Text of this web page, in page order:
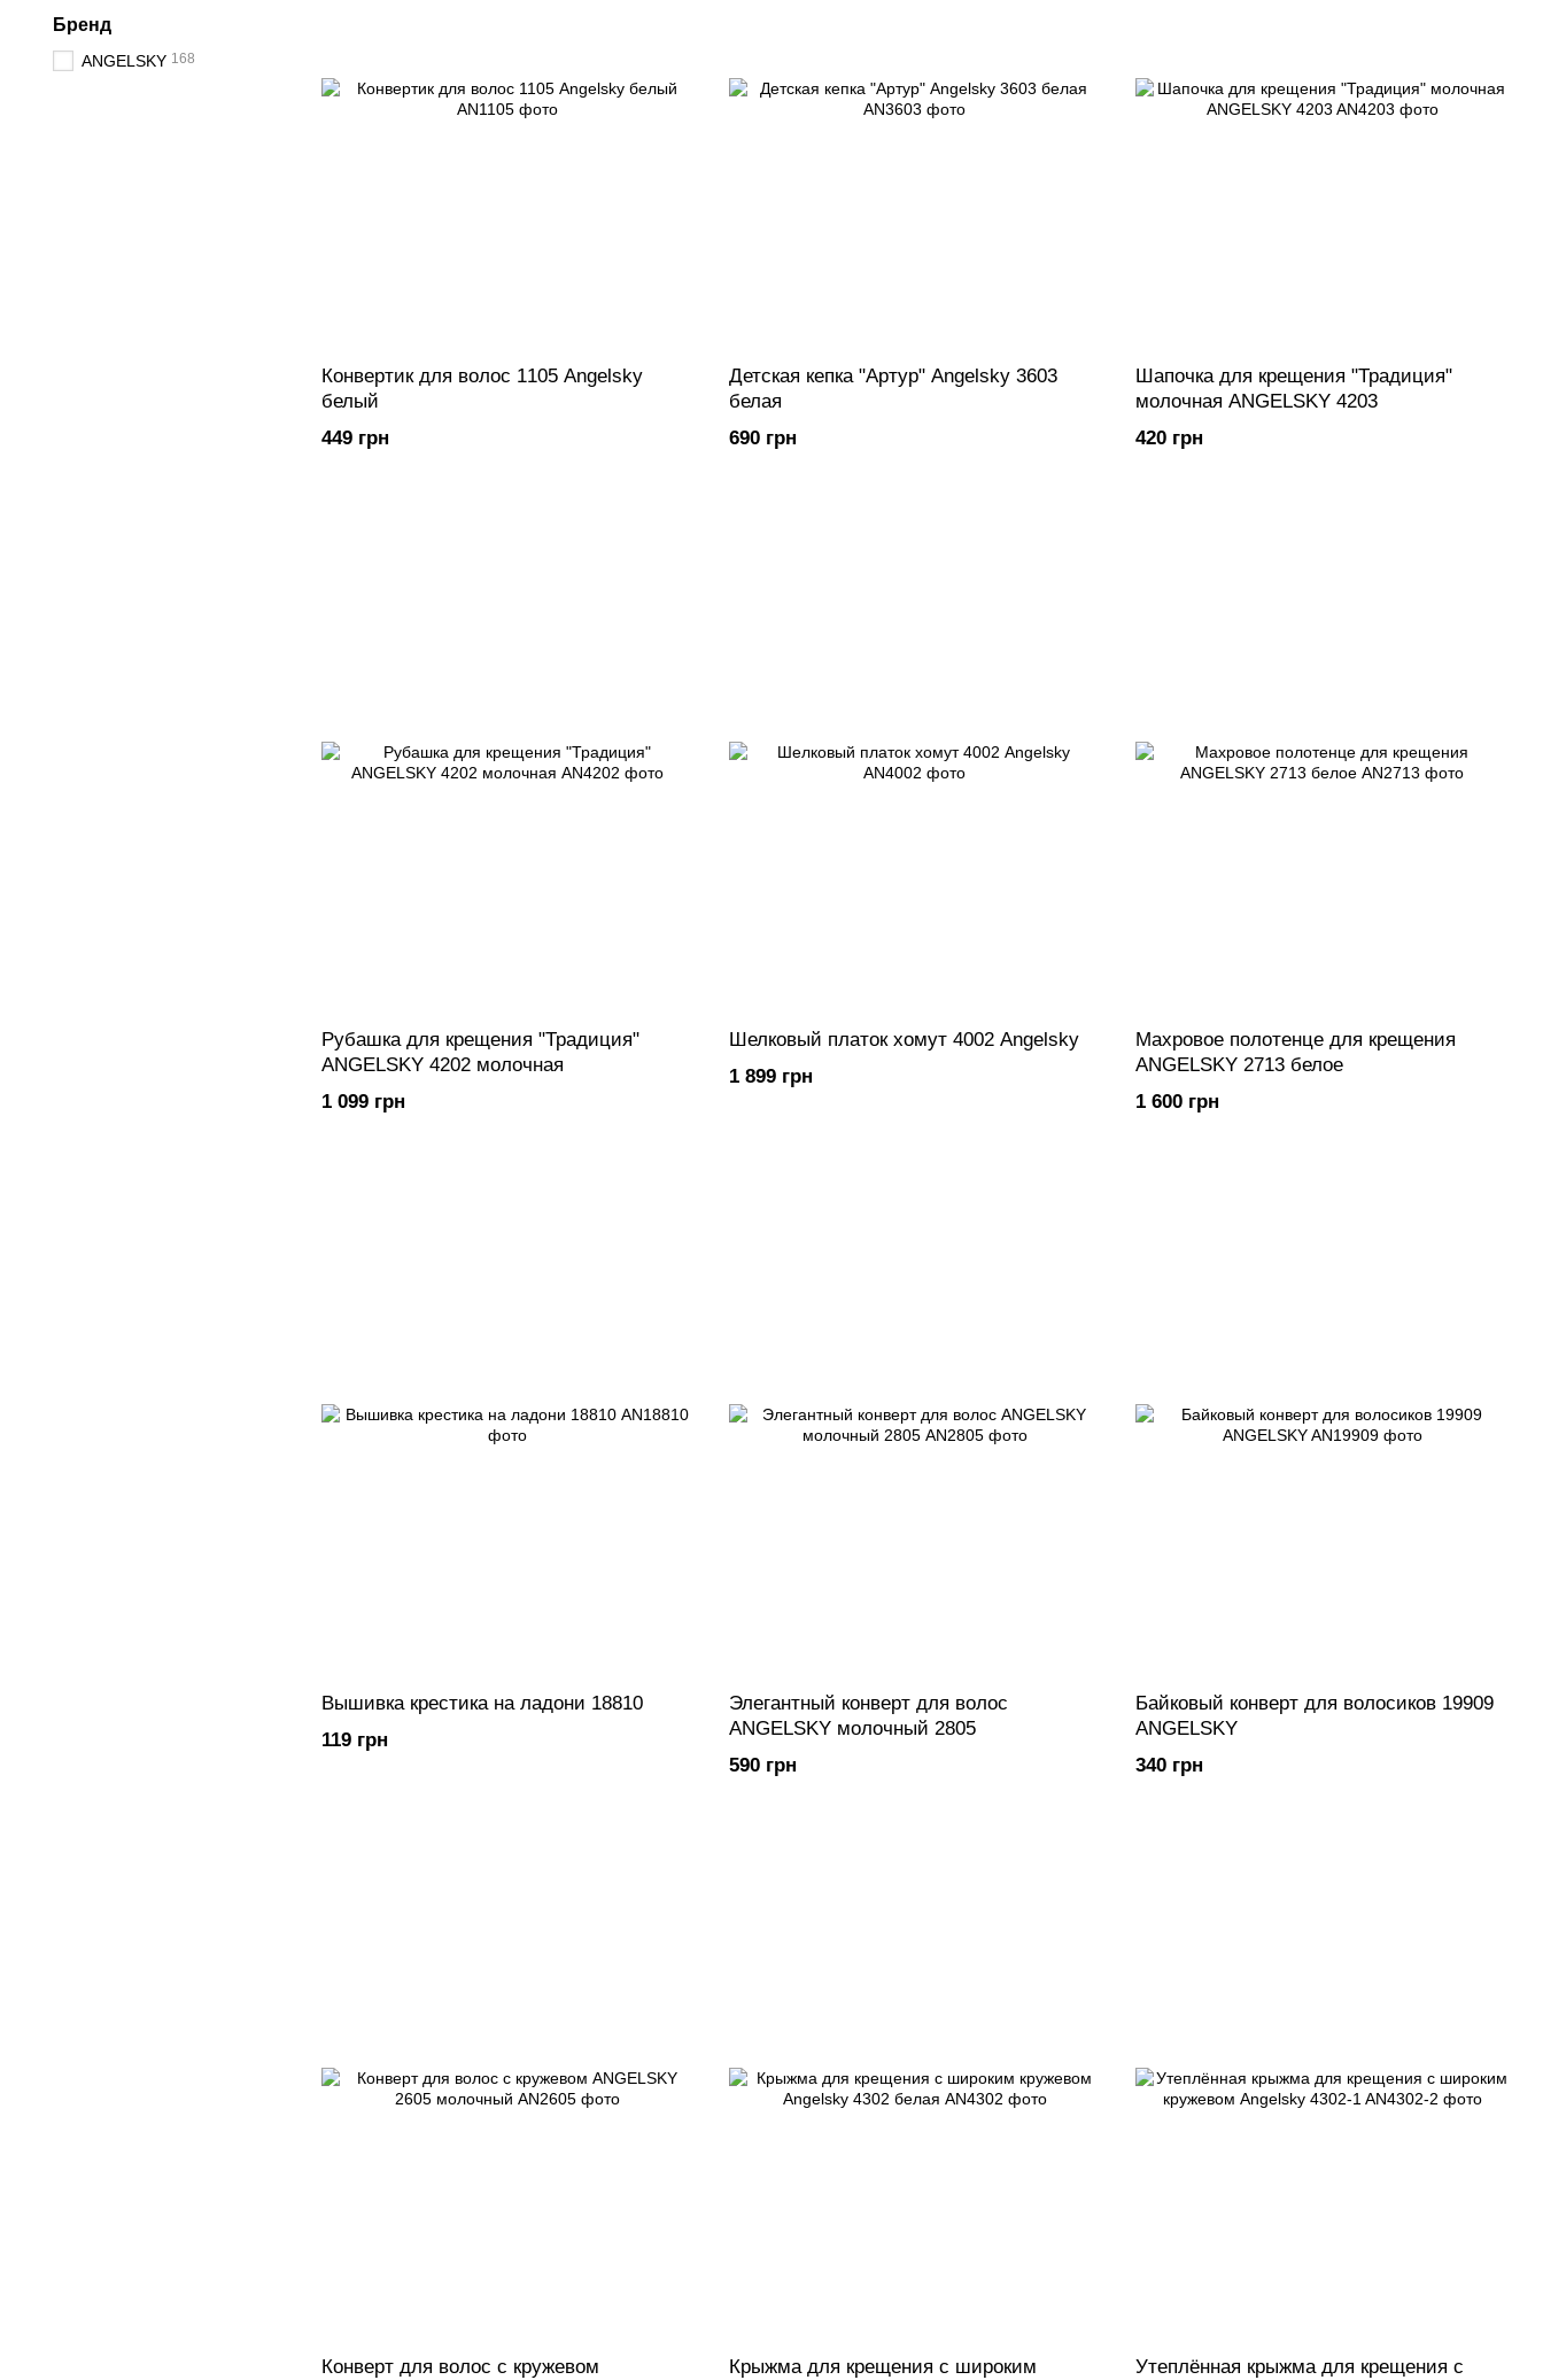
Конвертик для волос 1105 Angelsky
белый
449 грн
Детская кепка "Артур" Angelsky 3603
белая
690 грн
Шапочка для крещения "Традиция"
молочная ANGELSKY 4203
420 грн
Рубашка для крещения "Традиция"
ANGELSKY 4202 молочная
1 099 грн
Шелковый платок хомут 4002 Angelsky
1 899 грн
Махровое полотенце для крещения
ANGELSKY 2713 белое
1 600 грн
Вышивка крестика на ладони 18810
119 грн
Элегантный конверт для волос
ANGELSKY молочный 2805
590 грн
Байковый конверт для волосиков 19909
ANGELSKY
340 грн
Конверт для волос с кружевом Крыжма для крещения с широким Утеплённая крыжма для крещения с
Бренд
ANGELSKY 168